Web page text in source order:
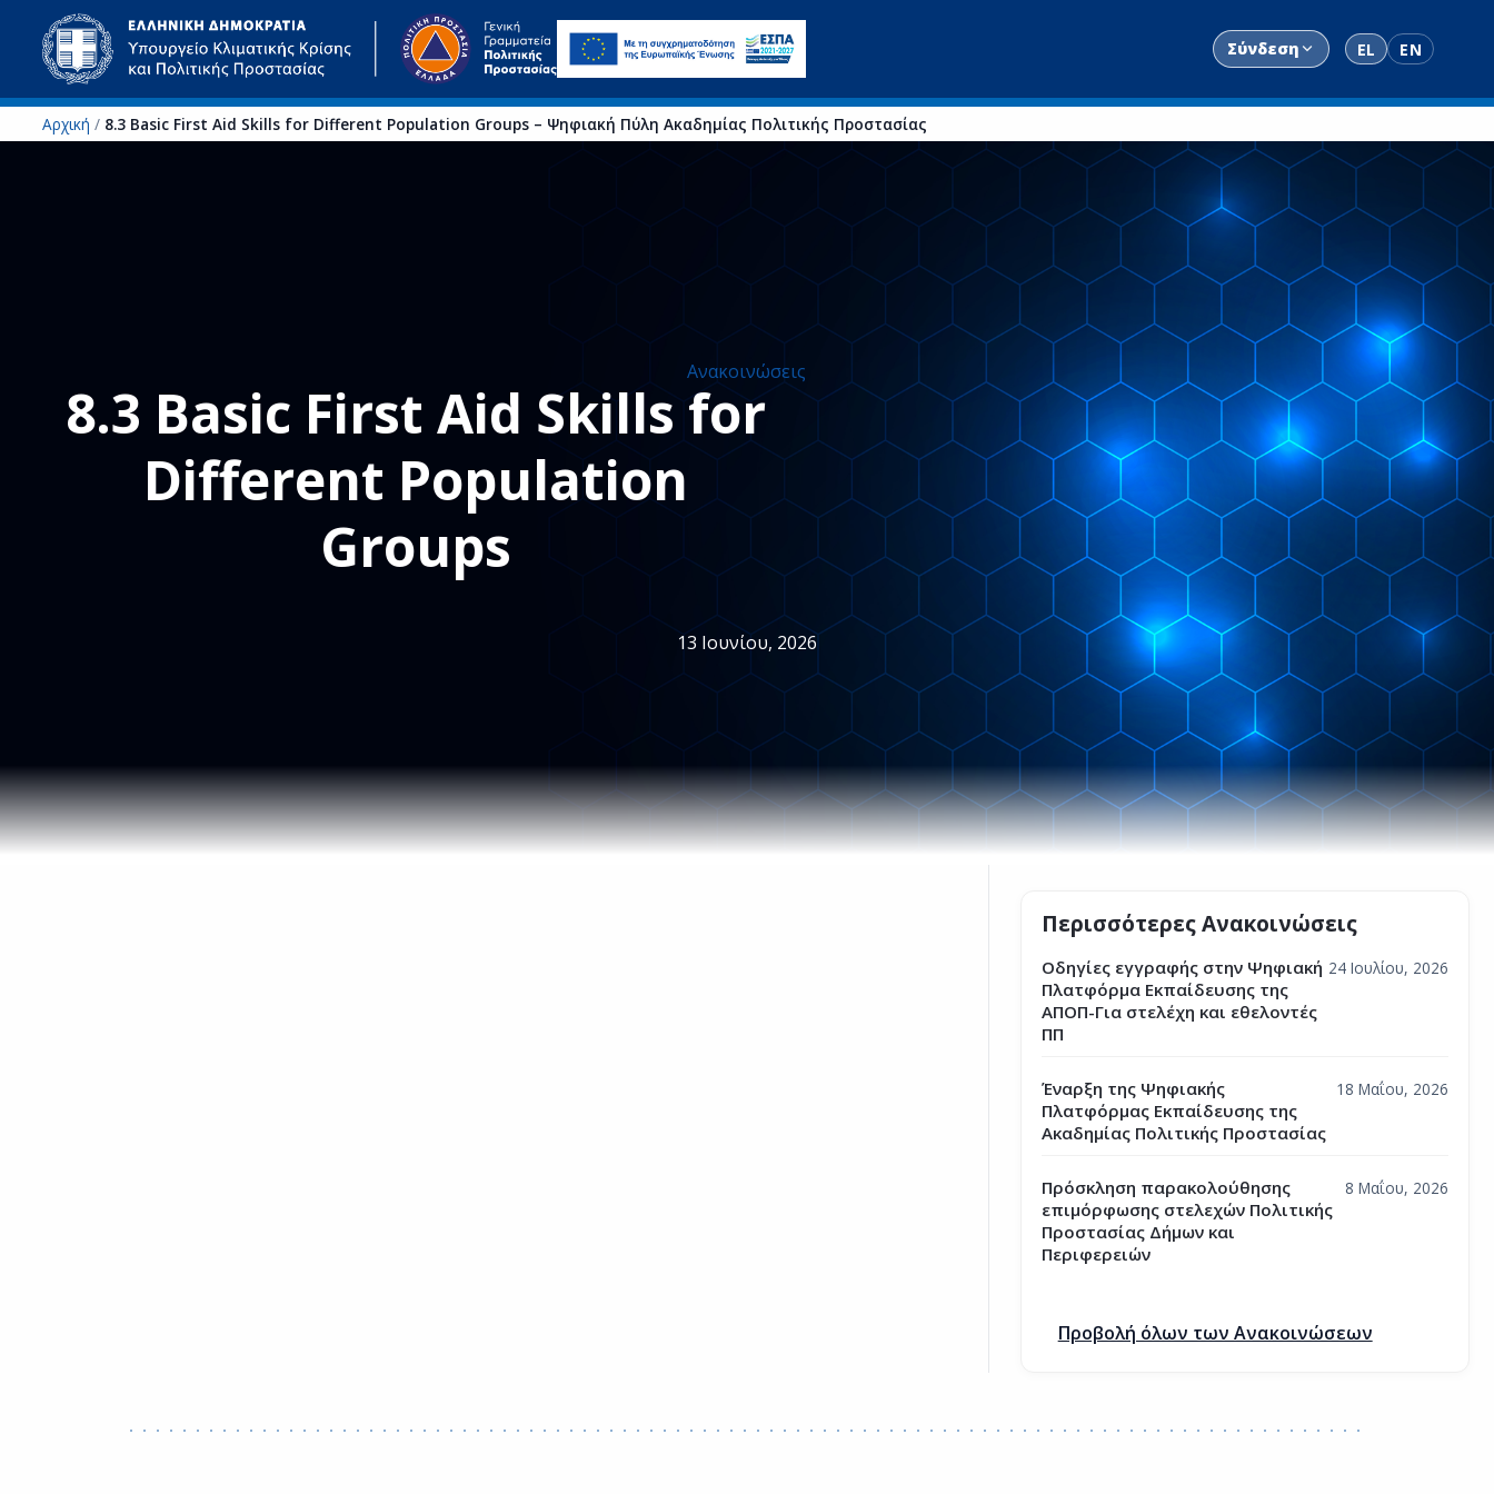
Μετάβαση στο κύριο περιεχόμενο
Σύνδεση EL EN
Αρχική / 8.3 Basic First Aid Skills for Different Population Groups – Ψηφιακή Πύλη Ακαδημίας Πολιτικής Προστασίας
Ανακοινώσεις
8.3 Basic First Aid Skills for
Different Population
Groups
13 Ιουνίου, 2026
Περισσότερες Ανακοινώσεις
Οδηγίες εγγραφής στην Ψηφιακή
Πλατφόρμα Εκπαίδευσης της
ΑΠΟΠ-Για στελέχη και εθελοντές
ΠΠ
24 Ιουλίου, 2026
Έναρξη της Ψηφιακής
Πλατφόρμας Εκπαίδευσης της
Ακαδημίας Πολιτικής Προστασίας
18 Μαΐου, 2026
Πρόσκληση παρακολούθησης
επιμόρφωσης στελεχών Πολιτικής
Προστασίας Δήμων και
Περιφερειών
8 Μαΐου, 2026
Προβολή όλων των Ανακοινώσεων